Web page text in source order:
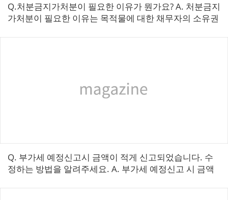
Q.처분금지가처분이 필요한 이유가 뭔가요?​ A. 처분금지
가처분이 필요한 이유는 목적물에 대한 채무자의 소유권
행위를 금지하고자 하는 ...
Q. 부가세 예정신고시 금액이 적게 신고되었습니다. 수
정하는 방법을 알려주세요. A. 부가세 예정신고 시 금액
정신고 방법은 다음과 같습니다. ...